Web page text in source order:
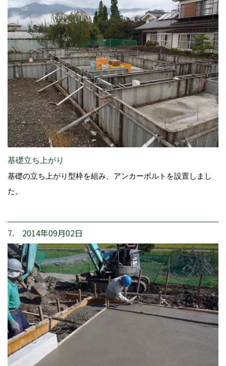
基礎立ち上がり
基礎の立ち上がり型枠を組み、アンカーボルトを設置しまし
た。
7. 2014年09月02日